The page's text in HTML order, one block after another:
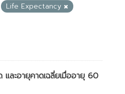
Life Expectancy
และอายุคาดเฉลี่ยเมื่ออายุ 60